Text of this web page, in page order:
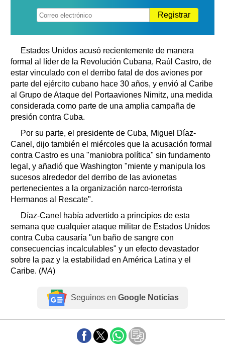
Registrar
Estados Unidos acusó recientemente de manera
formal al líder de la Revolución Cubana, Raúl Castro, de
estar vinculado con el derribo fatal de dos aviones por
parte del ejército cubano hace 30 años, y envió al Caribe
al Grupo de Ataque del Portaaviones Nimitz, una medida
considerada como parte de una amplia campaña de
presión contra Cuba.
Por su parte, el presidente de Cuba, Miguel Díaz-
Canel, dijo también el miércoles que la acusación formal
contra Castro es una "maniobra política" sin fundamento
legal, y añadió que Washington "miente y manipula los
sucesos alrededor del derribo de las avionetas
pertenecientes a la organización narco-terrorista
Hermanos al Rescate".
Díaz-Canel había advertido a principios de esta
semana que cualquier ataque militar de Estados Unidos
contra Cuba causaría "un baño de sangre con
consecuencias incalculables" y un efecto devastador
sobre la paz y la estabilidad en América Latina y el
Caribe. (NA)
Seguinos en Google Noticias